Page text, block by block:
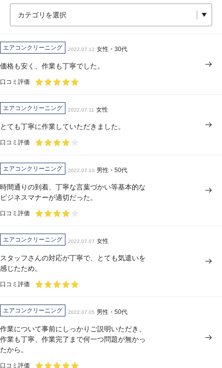
エアコンクリーニング 2022.07.12 女性・30代
価格も安く、作業も丁寧でした。
口コミ評価
エアコンクリーニング 2022.07.11 女性
とても丁寧に作業していただきました。
口コミ評価
エアコンクリーニング 2022.07.10 男性・50代
時間通りの到着、丁寧な言葉づかい等基本的な
ビジネスマナーが適切だった。
口コミ評価
エアコンクリーニング 2022.07.07 女性
スタッフさんの対応が丁寧で、とても気遣いを
感じたため。
口コミ評価
エアコンクリーニング 2022.07.05 男性・50代
作業について事前にしっかりご説明いただき、
作業も丁寧、作業完了まで何一つ問題が無かっ
たから。
口コミ評価